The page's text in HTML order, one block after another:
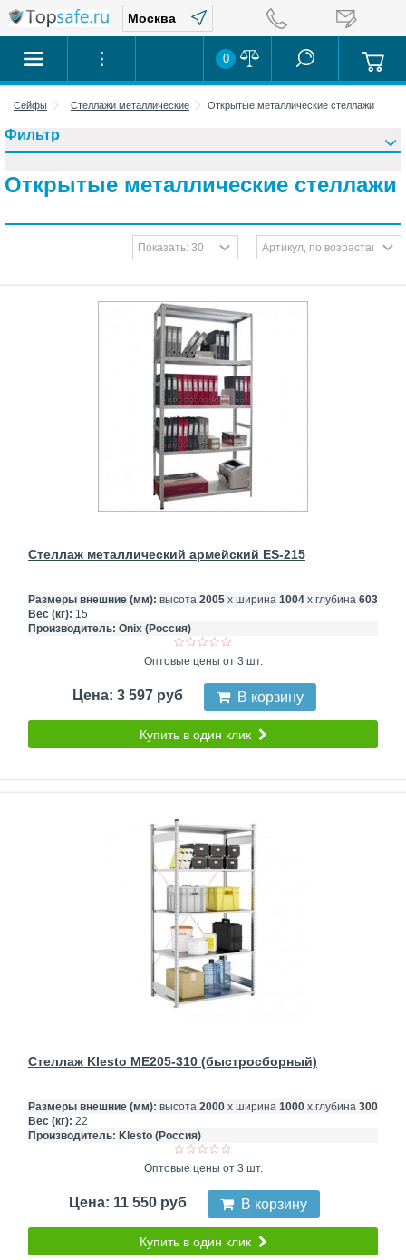
0
Сейфы Стеллажи металлические Открытые металлические стеллажи
Открытые металлические стеллажи
Стеллаж металлический армейский ES-215
Размеры внешние (мм): высота 2005 х ширина 1004 х глубина 603
Вес (кг): 15
Производитель: Onix (Россия)
Оптовые цены от 3 шт.
Цена: 3 597 руб В корзину
Купить в один клик
Стеллаж Klesto ME205-310 (быстросборный)
Размеры внешние (мм): высота 2000 х ширина 1000 х глубина 300
Вес (кг): 22
Производитель: Klesto (Россия)
Оптовые цены от 3 шт.
Цена: 11 550 руб В корзину
Купить в один клик
Фильтр